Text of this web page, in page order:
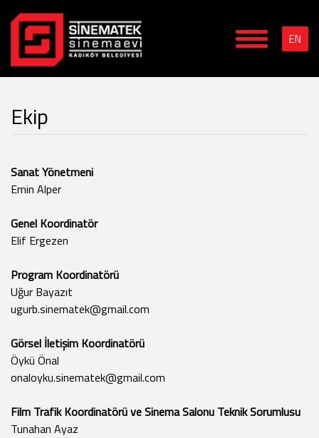
EN
Ekip
Sanat Yönetmeni
Emin Alper
Genel Koordinatör
Elif Ergezen
Program Koordinatörü
Uğur Bayazıt
ugurb.sinematek@gmail.com
Görsel İletişim Koordinatörü
Öykü Önal
onaloyku.sinematek@gmail.com
Film Trafik Koordinatörü ve Sinema Salonu Teknik Sorumlusu
Tunahan Ayaz